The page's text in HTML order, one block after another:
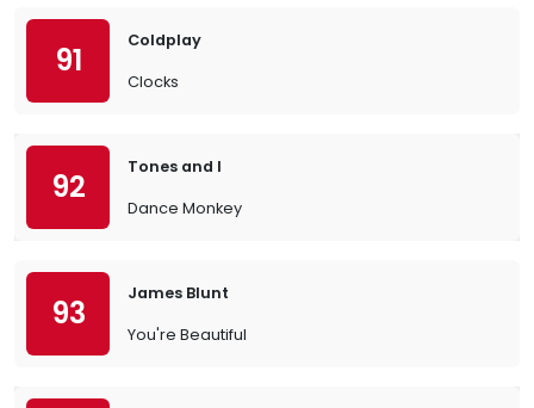
91
Coldplay
Clocks
92
Tones and I
Dance Monkey
93
James Blunt
You're Beautiful